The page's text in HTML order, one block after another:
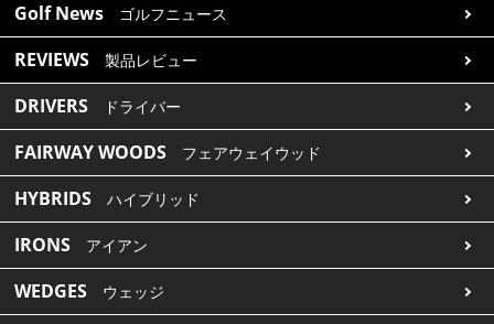
Golf News ゴルフニュース
REVIEWS 製品レビュー
DRIVERS ドライバー
FAIRWAY WOODS フェアウェイウッド
HYBRIDS ハイブリッド
IRONS アイアン
WEDGES ウェッジ